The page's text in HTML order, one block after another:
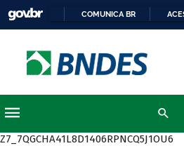
COMUNICA BR
Z7_7QGCHA41L8D1406RPNCQ5J1OU6